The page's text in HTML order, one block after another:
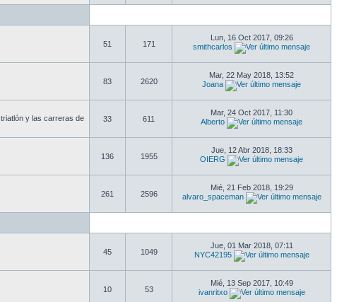
51 171
Lun, 16 Oct 2017, 09:26
smithcarlos
83 2620
Mar, 22 May 2018, 13:52
Joana
y las carreras de
33 611
Mar, 24 Oct 2017, 11:30
Alberto
136 1955
Jue, 12 Abr 2018, 18:33
OIERG
261 2596
Mié, 21 Feb 2018, 19:29
alvaro_spaceman
45 1049
Jue, 01 Mar 2018, 07:11
NYC42195
10 53
Mié, 13 Sep 2017, 10:49
ivanritxo